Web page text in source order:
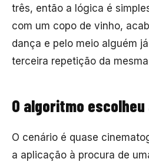
três, então a lógica é
com um copo de vinho,
dança e pelo meio alguém
terceira repetição da
O algoritmo
O cenário é quase
a aplicação à procura de